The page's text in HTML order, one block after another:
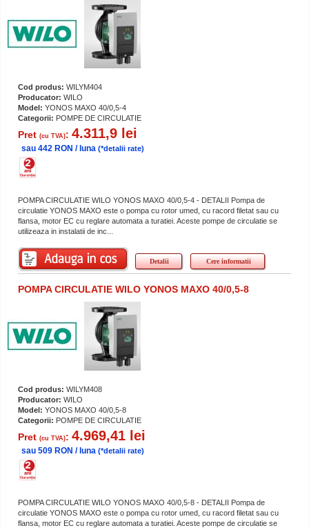
Cod produs: WILYM404
Producator: WILO
Model: YONOS MAXO 40/0,5-4
Categorii: POMPE DE CIRCULATIE
Pret (cu TVA): 4.311,9 lei
sau 442 RON / luna (*detalii rate)
POMPA CIRCULATIE WILO YONOS MAXO 40/0,5-4 - DETALII Pompa de
circulatie YONOS MAXO este o pompa cu rotor umed, cu racord filetat sau cu
flansa, motor EC cu reglare automata a turatiei. Aceste pompe de circulatie se
utilizeaza in instalatii de inc...
Detalii Cere informatii
POMPA CIRCULATIE WILO YONOS MAXO 40/0,5-8
Cod produs: WILYM408
Producator: WILO
Model: YONOS MAXO 40/0,5-8
Categorii: POMPE DE CIRCULATIE
Pret (cu TVA): 4.969,41 lei
sau 509 RON / luna (*detalii rate)
POMPA CIRCULATIE WILO YONOS MAXO 40/0,5-8 - DETALII Pompa de
circulatie YONOS MAXO este o pompa cu rotor umed, cu racord filetat sau cu
flansa, motor EC cu reglare automata a turatiei. Aceste pompe de circulatie se